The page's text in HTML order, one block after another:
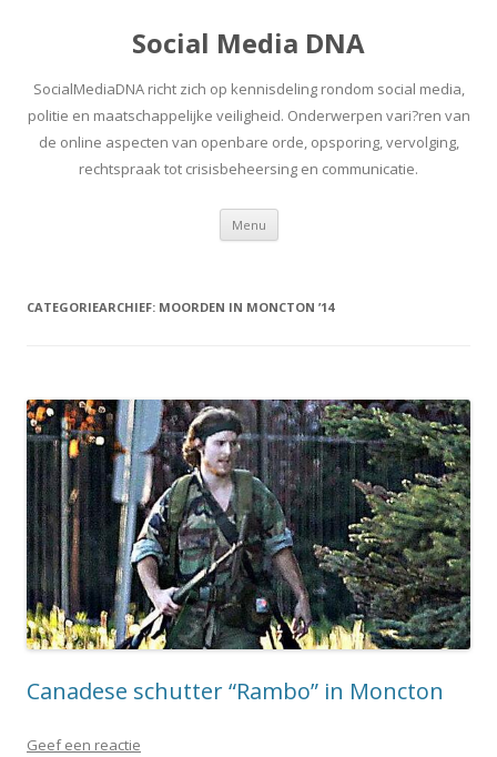
Social Media DNA
SocialMediaDNA richt zich op kennisdeling rondom social media,
politie en maatschappelijke veiligheid. Onderwerpen vari?ren van
de online aspecten van openbare orde, opsporing, vervolging,
rechtspraak tot crisisbeheersing en communicatie.
Menu Spring
inhoud
CATEGORIEARCHIEF: MOORDEN IN MONCTON ’14
Canadese schutter “Rambo” in Moncton
Geef een reactie